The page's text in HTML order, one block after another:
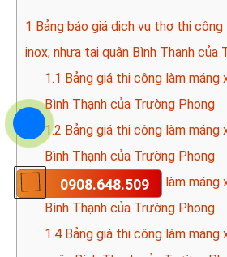
1 Bảng báo giá dịch vụ thợ thi
inox, nhựa tại quận Bình Thạnh của
1.1 Bảng giá thi công làm máng
Bình Thạnh của Trường Phong
1.2 Bảng giá thi công làm máng
Bình Thạnh của Trường Phong
1.3Bảng giá thi công làm máng
Bình Thạnh của Trường Phong
1.4 Bảng giá thi công làm máng
0908.648.509